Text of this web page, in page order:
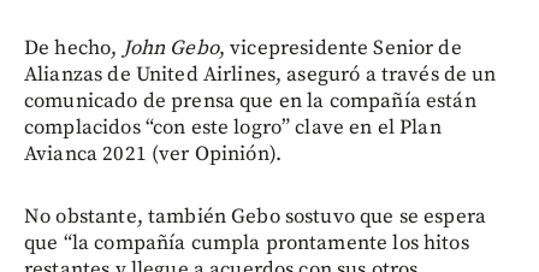
De hecho, John Gebo, vicepresidente Senior de
Alianzas de United Airlines, aseguró a través de un
comunicado de prensa que en la compañía están
complacidos “con este logro” clave en el Plan
Avianca 2021 (ver Opinión).
No obstante, también Gebo sostuvo que se espera
que “la compañía cumpla prontamente los hitos